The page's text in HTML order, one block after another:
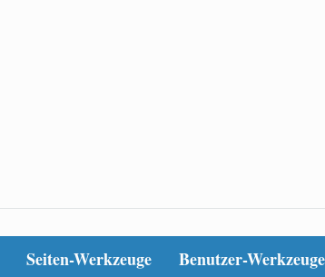
Seiten-Werkzeuge Benutzer-Werkzeuge